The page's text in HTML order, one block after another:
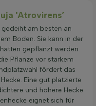
'Atrovirens’
am besten an
Boden. Sie kann in der
gepflanzt werden.
Pflanze vor starkem
fördert das
Eine gut platzierte
und höhere Hecke
eignet sich für